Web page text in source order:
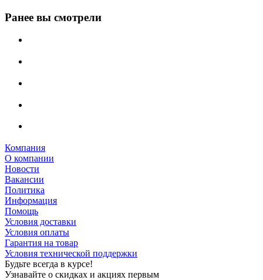
Ранее вы смотрели
Компания
О компании
Новости
Вакансии
Политика
Информация
Помощь
Условия доставки
Условия оплаты
Гарантия на товар
Условия технической поддержки
Будьте всегда в курсе!
Узнавайте о скидках и акциях первым